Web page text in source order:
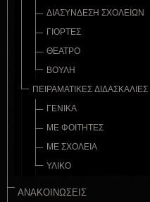
ΔΙΑΣΎΝΔΕΣΗ ΣΧΟΛΕΊΩΝ
ΓΙΟΡΤΈΣ
ΘΈΑΤΡΟ
ΒΟΥΛΉ
ΠΕΙΡΑΜΑΤΙΚΈΣ ΔΙΔΑΣΚΑΛΊΕΣ
ΓΕΝΙΚΆ
ΜΕ ΦΟΙΤΗΤΈΣ
ΜΕ ΣΧΟΛΕΊΑ
ΥΛΙΚΌ
ΑΝΑΚΟΙΝΩΣΕΙΣ